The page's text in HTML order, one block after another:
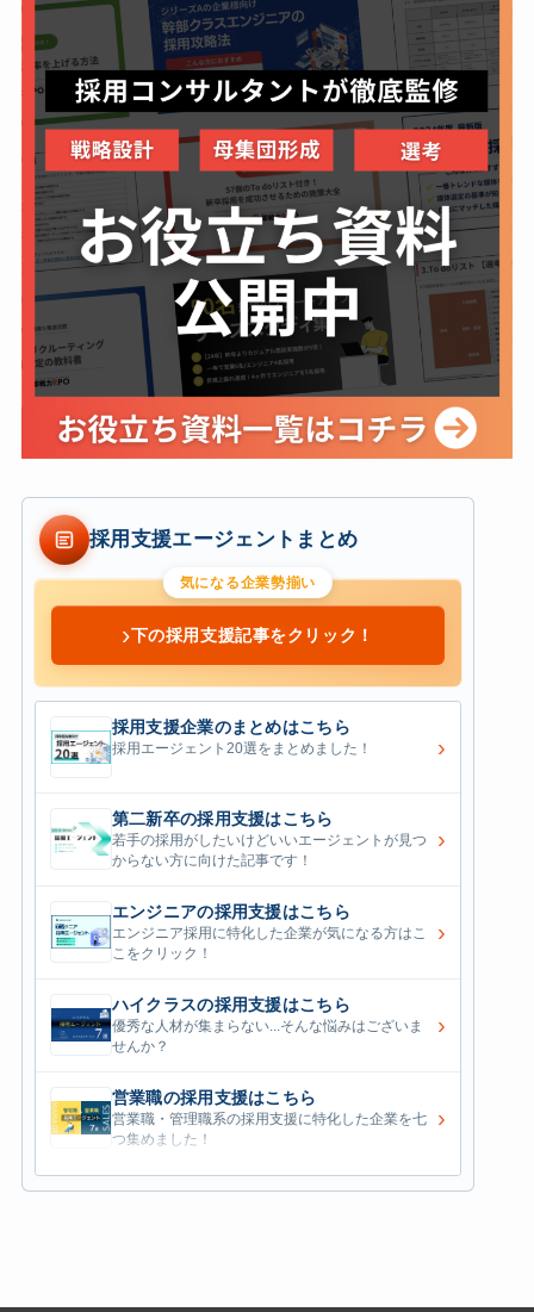
採用支援エージェントまとめ
気になる企業勢揃い
›下の採用支援記事をクリック！
採用支援企業のまとめはこちら
採用エージェント20選をまとめました！ ›
第二新卒の採用支援はこちら
若手の採用がしたいけどいいエージェントが見つ
からない方に向けた記事です！
›
エンジニアの採用支援はこちら
エンジニア採用に特化した企業が気になる方はこ
こをクリック！
›
ハイクラスの採用支援はこちら
優秀な人材が集まらない...そんな悩みはございま
せんか？
›
営業職の採用支援はこちら
営業職・管理職系の採用支援に特化した企業を七
つ集めました！
›
外資系の採用支援はこちら